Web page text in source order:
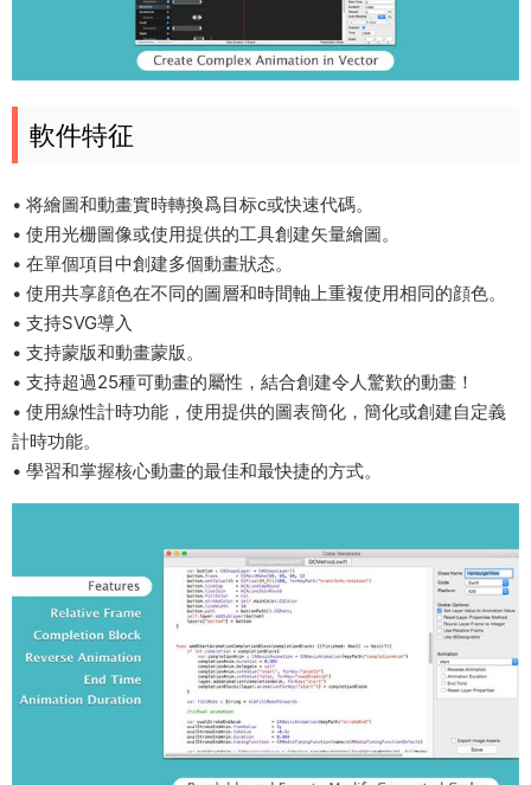
軟件特征
• 将繪圖和動畫實時轉換爲目标c或快速代碼。
• 使用光栅圖像或使用提供的工具創建矢量繪圖。
• 在單個項目中創建多個動畫狀态。
• 使用共享顔色在不同的圖層和時間軸上重複使用相同的顔色。
• 支持SVG導入
• 支持蒙版和動畫蒙版。
• 支持超過25種可動畫的屬性，結合創建令人驚歎的動畫！
• 使用線性計時功能，使用提供的圖表簡化，簡化或創建自定義
計時功能。
• 學習和掌握核心動畫的最佳和最快捷的方式。